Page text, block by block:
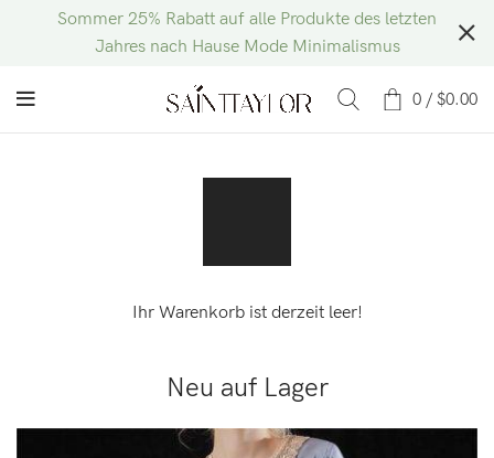
0 / $0.00
Ihr Warenkorb ist derzeit leer!
Neu auf Lager
Sommer 25% Rabatt auf alle Produkte des letzten
Jahres nach Hause Mode Minimalismus